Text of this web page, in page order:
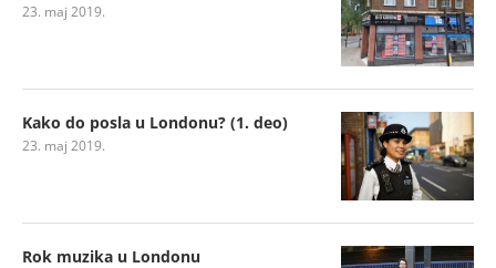
23. maj 2019.
Kako do posla u Londonu? (1. deo)
23. maj 2019.
Rok muzika u Londonu